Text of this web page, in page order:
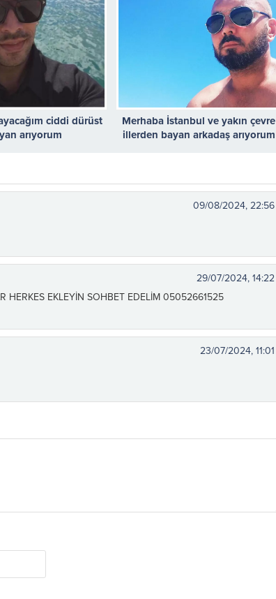
ciddi dürüst
arıyorum
Merhaba İstanbul ve yakın çevre
illerden bayan arkadaş arıyorum
09/08/2024, 22:56
29/07/2024, 14:22
HERKES EKLEYİN SOHBET EDELİM 05052661525
23/07/2024, 11:01